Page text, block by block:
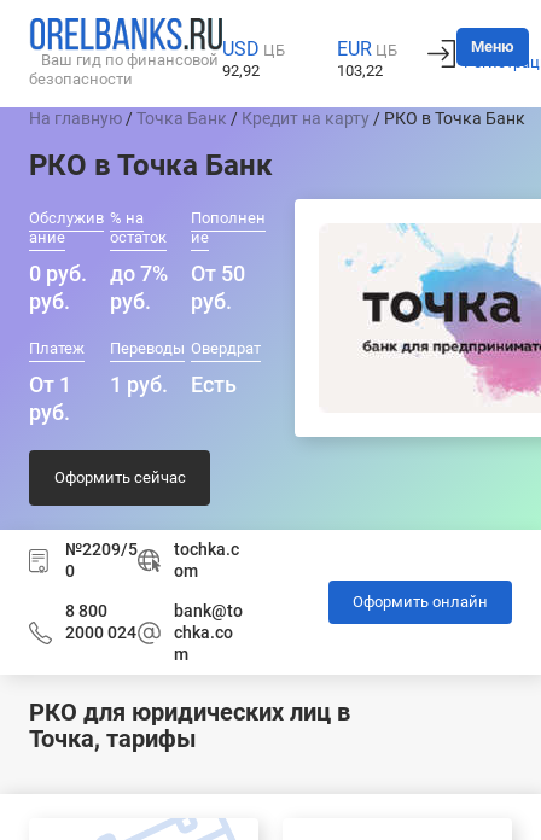
Ваш гид по финансовой
безопасности
USD ЦБ
92,92
EUR ЦБ
103,22
Вход
Меню
На главную /Точка Банк / Кредит на карту / РКО в Точка Банк
РКО в Точка Банк
Обслужив
ание
0 руб.
руб.
% на
остаток
до 7%
руб.
Пополнен
ие
От 50
руб.
Платеж
От 1
руб.
Переводы
1 руб.
Овердрат
Есть
Оформить сейчас
№2209/5
0
tochka.c
om
8 800
2000 024
bank@to
chka.co
m
Оформить онлайн
РКО для юридических лиц в
Точка, тарифы